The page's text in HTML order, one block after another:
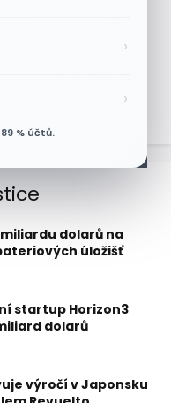
›
›
% účtů.
investoři sázejí
dolarů na
úložišť
startup Horizon3
dolarů
výročí v Japonsku